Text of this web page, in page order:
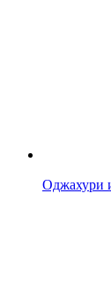
Оджахури